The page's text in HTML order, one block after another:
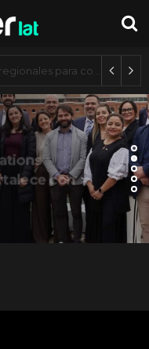
Axis Communications y Guatemala crean una ciudad inteligente